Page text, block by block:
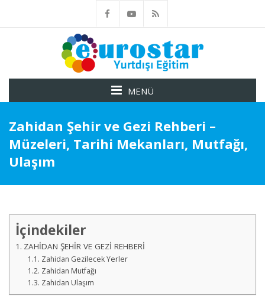
MENÜ
Zahidan Şehir ve Gezi Rehberi –
Müzeleri, Tarihi Mekanları, Mutfağı,
Ulaşım
İçindekiler
ZAHİDAN ŞEHİR VE GEZİ REHBERİ
Zahidan Gezilecek Yerler
Zahidan Mutfağı
Zahidan Ulaşım